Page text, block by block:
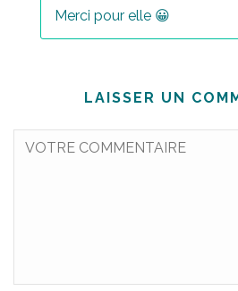
Merci pour elle 😀
LAISSER UN